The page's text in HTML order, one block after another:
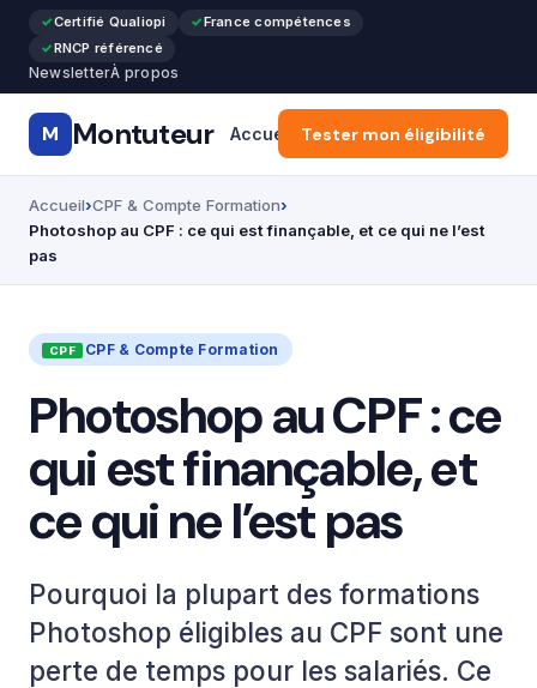
Certifié Qualiopi
France compétences
RNCP référencé
NewsletterÀ propos
M Montuteur Accueil Formation Pro & Cours
Tester mon éligibilité
Accueil CPF & Compte Formation
Photoshop au CPF : ce qui est finançable, et ce qui ne l’est
pas
CPF & Compte Formation
Photoshop au CPF : ce
qui est finançable, et
ce qui ne l’est pas
Pourquoi la plupart des formations
Photoshop éligibles au CPF sont une
perte de temps pour les salariés. Ce